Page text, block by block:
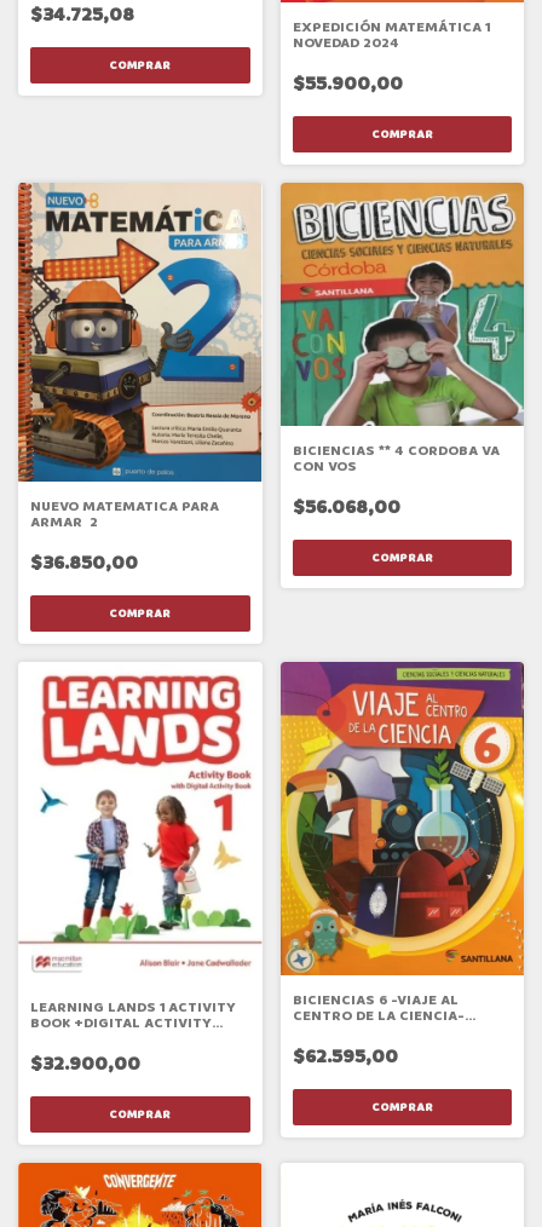
$34.725,08 EXPEDICIÓN MATEMÁTICA 1
NOVEDAD 2024
$55.900,00
NUEVO MATEMATICA PARA
ARMAR 2
$36.850,00
BICIENCIAS ** 4 CORDOBA VA
CON VOS
$56.068,00
LEARNING LANDS 1 ACTIVITY
BOOK +DIGITAL ACTIVITY
$32.900,00
BICIENCIAS 6 -VIAJE AL
CENTRO DE LA CIENCIA-
$62.595,00